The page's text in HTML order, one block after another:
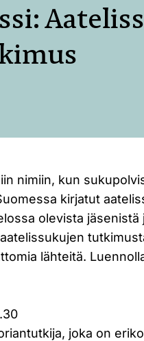
nimiin, kun
kirjatut
olevista jäsenistä
lähteitä.
joka on